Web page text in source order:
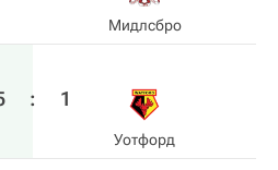
Мидлсбро
: 1
Уотфорд